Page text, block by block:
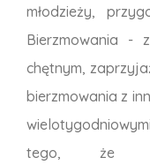
młodzieży,
Bierzmowania -
chętnym,
bierzmowania z
tego, że